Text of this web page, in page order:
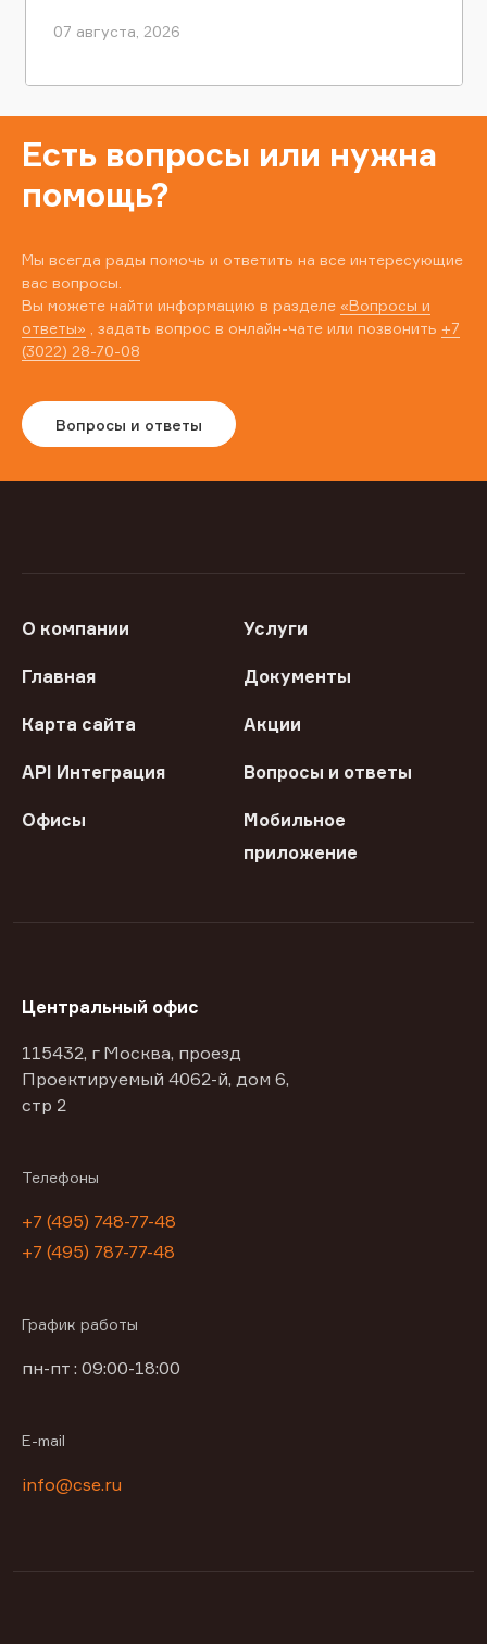
07 августа, 2026
Есть вопросы или нужна
помощь?
Мы всегда рады помочь и ответить на все интересующие
вас вопросы.
Вы можете найти информацию в разделе «Вопросы и
ответы» , задать вопрос в онлайн-чате или позвонить +7
(3022) 28-70-08
Вопросы и ответы
О компании Услуги
Главная Документы
Карта сайта Акции
API Интеграция Вопросы и ответы
Офисы
Мобильное
приложение
Центральный офис
115432, г Москва, проезд
Проектируемый 4062-й, дом 6,
стр 2
Телефоны
+7 (495) 748-77-48
+7 (495) 787-77-48
График работы
пн-пт : 09:00-18:00
E-mail
info@cse.ru